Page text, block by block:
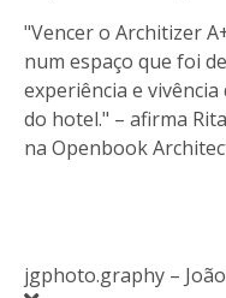
"Vencer o Architizer
num espaço que foi
experiência e
do hotel." – afirma
na Openbook
jgphoto.graphy –